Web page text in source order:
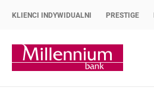
KLIENCI INDYWIDUALNI PRESTIGE
Strona główna Bank Millennium